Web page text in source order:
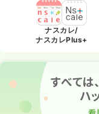
ナスカレ/
ナスカレPlus+